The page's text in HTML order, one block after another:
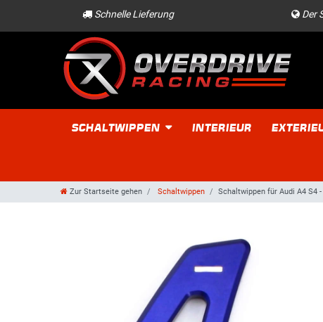
Schnelle Lieferung Der
SCHALTWIPPEN INTERIEUR
Zur Startseite gehen Schaltwippen Schaltwippen für Audi A4 S4